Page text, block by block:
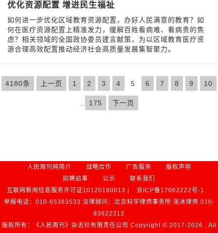
优化资源配置 增进民生福祉
如何进一步优化区域教育资源配置，办好人民满意的教育？如
何在医疗资源配置上精准发力，缓解百姓看病难、看病贵的焦
虑？相关领域的全国政协委员建言献策，为以区域教育医疗资
源合理高效配置推动经济社会高质量发展集智聚力。
4180条 上一页 1 2 3 4 5 6 7 8 9 10
175 下一页
人民周刊网简介 战略合作 广告服务
版权声明
招聘启事
公示
联系我们
互联网新闻信息服务许可证10120180013 |
京ICP备17062222号-1
举报电话：010-65363533 法律顾问：北京科宇律师事务所 张冰律师 010-
83622312
版权所有：《人民周刊》杂志社有限责任公司 Copyright © 2017-2026 , All